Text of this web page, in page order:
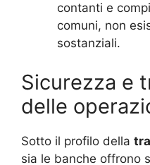
contanti e
comuni, non
sostanziali.
Sicurezza e
delle
Sotto il profilo della
sia le banche offrono